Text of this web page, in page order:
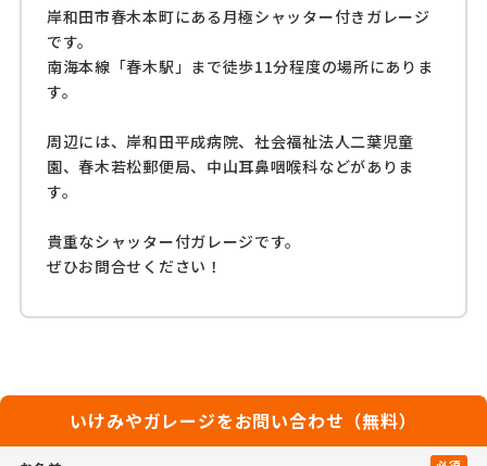
岸和田市春木本町にある月極シャッター付きガレージ
です。
南海本線「春木駅」まで徒歩11分程度の場所にありま
す。
周辺には、岸和田平成病院、社会福祉法人二葉児童
園、春木若松郵便局、中山耳鼻咽喉科などがありま
す。
貴重なシャッター付ガレージです。
ぜひお問合せください！
いけみやガレージをお問い合わせ（無料）